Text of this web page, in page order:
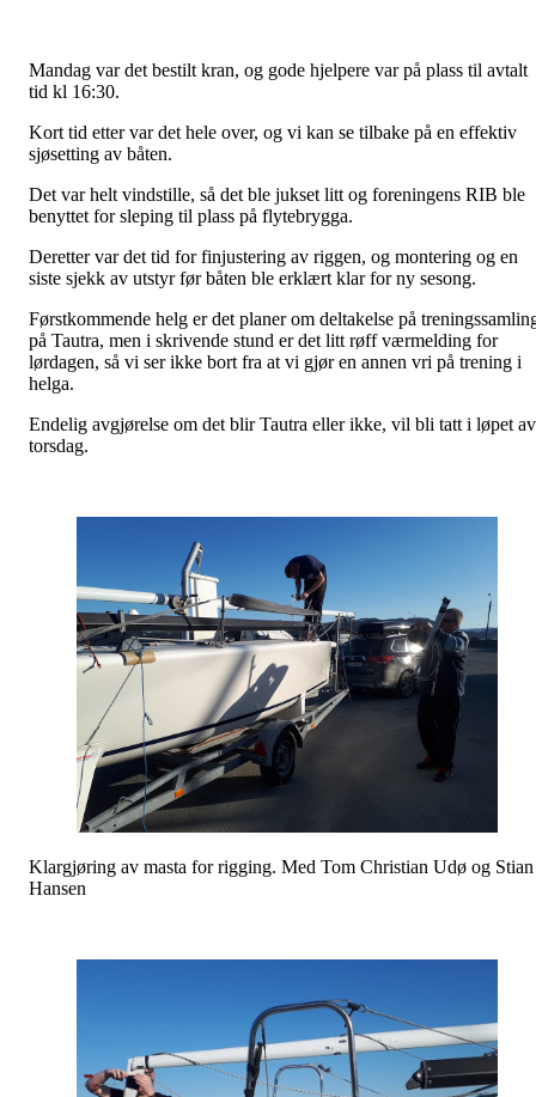
Mandag var det bestilt kran, og gode hjelpere var på plass til avtalt
tid kl 16:30.
Kort tid etter var det hele over, og vi kan se tilbake på en effektiv
sjøsetting av båten.
Det var helt vindstille, så det ble jukset litt og foreningens RIB ble
benyttet for sleping til plass på flytebrygga.
Deretter var det tid for finjustering av riggen, og montering og en
siste sjekk av utstyr før båten ble erklært klar for ny sesong.
Førstkommende helg er det planer om deltakelse på
på Tautra, men i skrivende stund er det litt røff værmelding for
lørdagen, så vi ser ikke bort fra at vi gjør en annen vri på trening i
helga.
Endelig avgjørelse om det blir Tautra eller ikke, vil bli tatt i løpet av
torsdag.
Klargjøring av masta for rigging. Med Tom Christian Udø og Stian
Hansen